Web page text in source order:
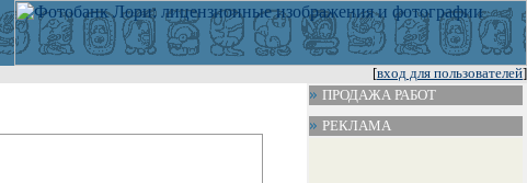
[вход для пользователей]
ПРОДАЖА РАБОТ
РЕКЛАМА